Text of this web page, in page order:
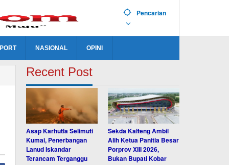
Pencarian
NASIONAL OPINI
Recent Post
Asap Karhutla Selimuti
Kumai, Penerbangan
Lanud Iskandar
Terancam Terganggu
Sekda Kalteng Ambil
Alih Ketua Panitia Besar
Porprov XIII 2026,
Bukan Bupati Kobar